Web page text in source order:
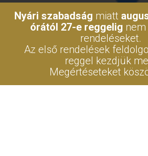
Nyári szabadság miatt
órától 27-e reggelig
rendeléseket.
Az első rendelések
reggel kezdjük
Megértéseteket